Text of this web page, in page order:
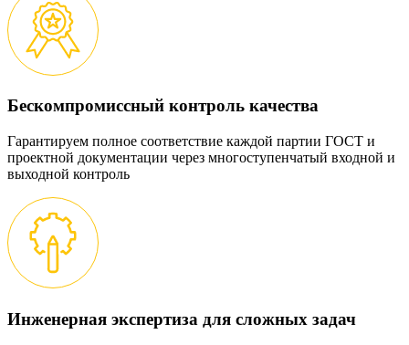
Бескомпромиссный контроль качества
Гарантируем полное соответствие каждой партии ГОСТ и
проектной документации через многоступенчатый входной и
выходной контроль
Инженерная экспертиза для сложных задач